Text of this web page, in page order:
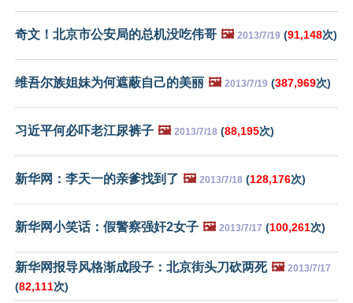
奇文！北京市公安局的总机没吃伟哥 🖼️ 2013/7/19 (91,148次)
维吾尔族姐妹为何遮蔽自己的美丽 🖼️ 2013/7/19 (387,969次)
习近平何必吓老江尿裤子 🖼️ 2013/7/18 (88,195次)
新华网：李天一的亲爹找到了 🖼️ 2013/7/18 (128,176次)
新华网小笑话：假警察强奸2女子 🖼️ 2013/7/17 (100,261次)
新华网报导风格渐成段子：北京街头刀砍两死 🖼️ 2013/7/17
(82,111次)